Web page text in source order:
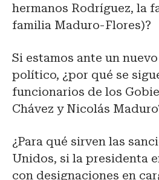
hermanos Rodríguez, la
familia Maduro-Flores)?
Si estamos ante un
político, ¿por qué se
funcionarios de los
Chávez y Nicolás
¿Para qué sirven las
Unidos, si la presidenta
con designaciones en